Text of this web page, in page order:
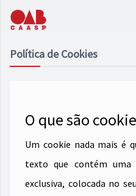
Política de Cookies
O que são
Um cookie nada mais é
texto que contém uma
exclusiva, colocada no